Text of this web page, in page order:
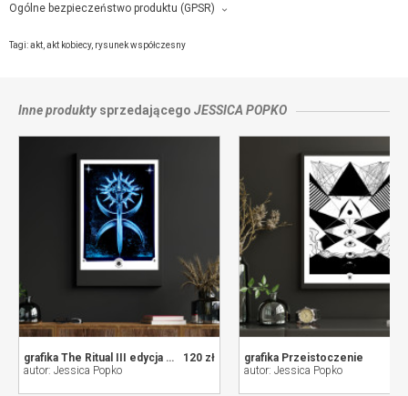
Ogólne bezpieczeństwo produktu (GPSR)
Jessica Popko Art, ul. Prusa 1/8, 50-319 Wrocław,
Tagi:akt akt kobiecy, rysunek współczesny
Inne produktysprzedającego JESSICA POPKO
120 zł
grafika The Ritual III edycja limitowana
autor: Jessica Popko
grafika Przeistoczenie
autor: Jessica Popko